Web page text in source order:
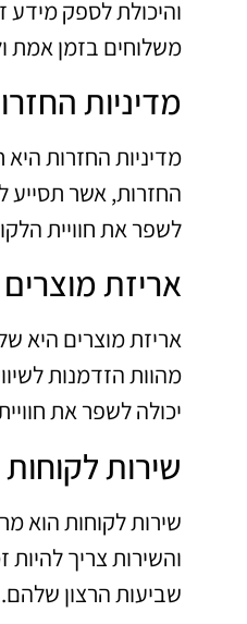
והיכולת לספק
משלוחים בזמן אמת
מדיניות
מדיניות החזרות
החזרות, אשר תסייע
לשפר את חוויית
אריזת מוצרים
אריזת מוצרים היא
מהוות הזדמנות
יכולה לשפר את
שירות לקוחות
שירות לקוחות הוא
והשירות צריך
שביעות הרצון שלהם.